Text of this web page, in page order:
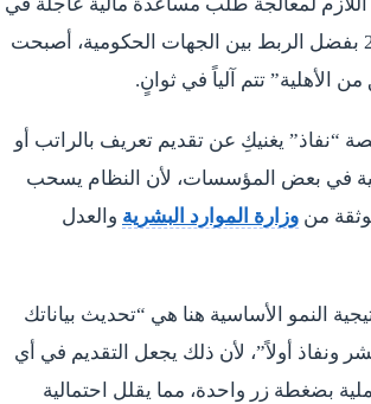
اللازم لمعالجة طلب مساعدة مالية عاجلة في
السعودية 2026 بفضل الربط بين الجهات الحكومية، أصبحت
الأهلية” تتم آلياً في ثوانٍ.
“نفاذ” يغنيكِ عن تقديم تعريف بالراتب أو
في بعض المؤسسات، لأن النظام يسحب
من وزارة الموارد البشرية والعدل
النمو الأساسية هنا هي “تحديث بياناتك
ونفاذ أولاً”، لأن ذلك يجعل التقديم في أي
بضغطة زر واحدة، مما يقلل احتمالية